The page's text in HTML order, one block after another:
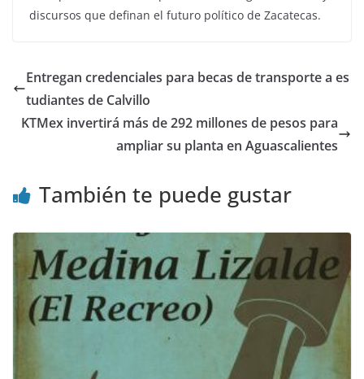
discursos que definan el futuro político de Zacatecas.
Entregan credenciales para becas de transporte a es
tudiantes de Calvillo
KTMex invertirá más de 292 millones de pesos para
ampliar su planta en Aguascalientes
También te puede gustar